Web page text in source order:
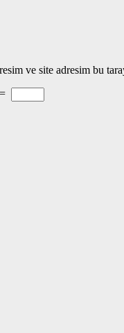
ve site adresim bu
=